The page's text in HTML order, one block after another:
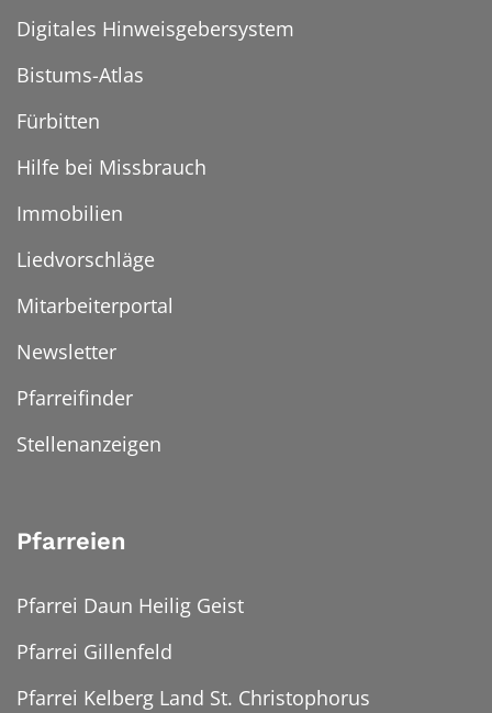
Digitales Hinweisgebersystem
Bistums-Atlas
Fürbitten
Hilfe bei Missbrauch
Immobilien
Liedvorschläge
Mitarbeiterportal
Newsletter
Pfarreifinder
Stellenanzeigen
Pfarreien
Pfarrei Daun Heilig Geist
Pfarrei Gillenfeld
Pfarrei Kelberg Land St. Christophorus